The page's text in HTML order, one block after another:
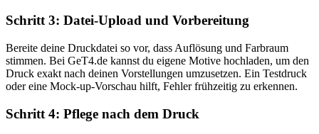
Schritt 3: Datei-Upload und Vorbereitung
Bereite deine Druckdatei so vor, dass Auflösung und Farbraum
stimmen. Bei GeT4.de kannst du eigene Motive hochladen, um den
Druck exakt nach deinen Vorstellungen umzusetzen. Ein Testdruck
oder eine Mock-up-Vorschau hilft, Fehler frühzeitig zu erkennen.
Schritt 4: Pflege nach dem Druck